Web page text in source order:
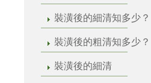
裝潢後的細清知多少？
裝潢後的粗清知多少？
裝潢後的細清